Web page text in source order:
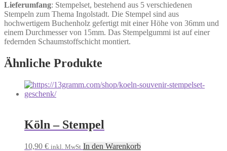
Lieferumfang: Stempelset, bestehend aus 5 verschiedenen
Stempeln zum Thema Ingolstadt. Die Stempel sind aus
hochwertigem Buchenholz gefertigt mit einer Höhe von 36mm und
einem Durchmesser von 15mm. Das Stempelgummi ist auf einer
federnden Schaumstoffschicht montiert.
Ähnliche Produkte
Köln – Stempel
10,90 € inkl. MwSt In den Warenkorb